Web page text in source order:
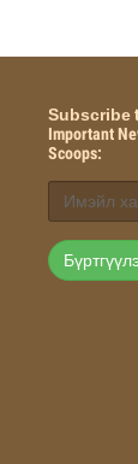
Subscribe
Important
Scoops: